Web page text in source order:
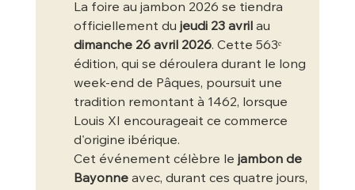
La foire au jambon 2026 se tiendra
officiellement du jeudi 23 avril au
dimanche 26 avril 2026. Cette 563ᵉ
édition, qui se déroulera durant le long
week-end de Pâques, poursuit une
tradition remontant à 1462, lorsque
Louis XI encourageait ce commerce
d'origine ibérique.
Cet événement célèbre le jambon de
Bayonne avec, durant ces quatre jours,